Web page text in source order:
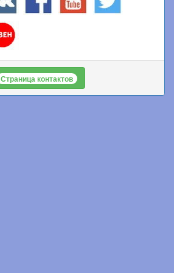
Страница контактов